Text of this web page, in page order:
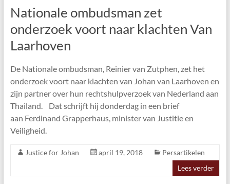
Nationale ombudsman zet
onderzoek voort naar klachten Van
Laarhoven
De Nationale ombudsman, Reinier van Zutphen, zet het
onderzoek voort naar klachten van Johan van Laarhoven en
zijn partner over hun rechtshulpverzoek van Nederland aan
Thailand. Dat schrijft hij donderdag in een brief
aan Ferdinand Grapperhaus, minister van Justitie en
Veiligheid.
Justice for Johan april 19, 2018
Persartikelen
Lees verder